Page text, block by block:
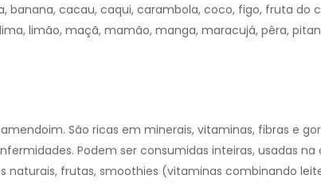
banana, cacau, caqui, carambola, coco, figo, fruta do
limão, maçã, mamão, manga, maracujá, pêra,
São ricas em minerais, vitaminas, fibras e
Podem ser consumidas inteiras, usadas
naturais, frutas, smoothies (vitaminas combinando